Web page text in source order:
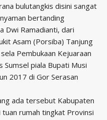
bulutangkis disini sangat
bertanding
Dwi Ramadianti, dari
Asam (Porsiba) Tanjung
Pembukaan Kejuaraan
piala Bupati Musi
2017 di Gor Serasan
ada tersebut Kabupaten
rumah tingkat Provinsi